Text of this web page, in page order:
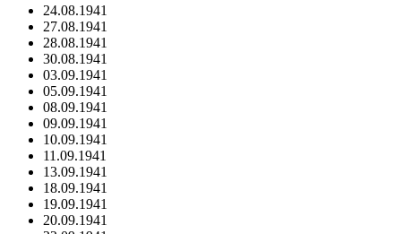
24.08.1941
27.08.1941
28.08.1941
30.08.1941
03.09.1941
05.09.1941
08.09.1941
09.09.1941
10.09.1941
11.09.1941
13.09.1941
18.09.1941
19.09.1941
20.09.1941